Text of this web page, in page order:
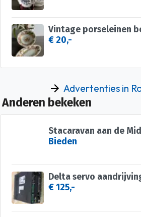
€ 20,-
Advertenties in
Anderen bekeken
Stacaravan aan de
Bieden
Delta servo
€ 125,-